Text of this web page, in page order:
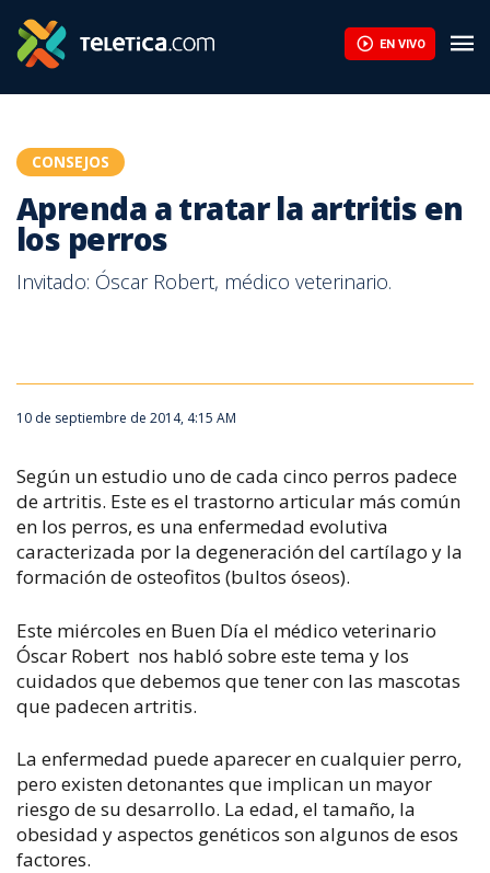
EN VIVO
CONSEJOS
Aprenda a tratar la artritis en
los perros
Invitado: Óscar Robert, médico veterinario.
10 de septiembre de 2014, 4:15 AM
Según un estudio uno de cada cinco perros padece
de artritis. Este es el trastorno articular más común
en los perros, es una enfermedad evolutiva
caracterizada por la degeneración del cartílago y la
formación de osteofitos (bultos óseos).
Este miércoles en Buen Día el médico veterinario
Óscar Robert nos habló sobre este tema y los
cuidados que debemos que tener con las mascotas
que padecen artritis.
La enfermedad puede aparecer en cualquier perro,
pero existen detonantes que implican un mayor
riesgo de su desarrollo. La edad, el tamaño, la
obesidad y aspectos genéticos son algunos de esos
factores.